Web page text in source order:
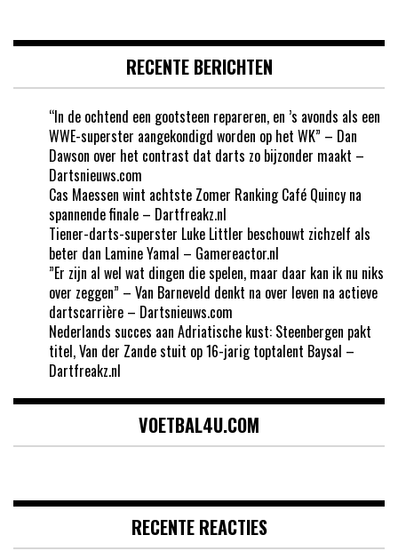
RECENTE BERICHTEN
“In de ochtend een gootsteen repareren, en ’s avonds als een
WWE-superster aangekondigd worden op het WK” – Dan
Dawson over het contrast dat darts zo bijzonder maakt –
Dartsnieuws.com
Cas Maessen wint achtste Zomer Ranking Café Quincy na
spannende finale – Dartfreakz.nl
Tiener-darts-superster Luke Littler beschouwt zichzelf als
beter dan Lamine Yamal – Gamereactor.nl
”Er zijn al wel wat dingen die spelen, maar daar kan ik nu niks
over zeggen” – Van Barneveld denkt na over leven na actieve
dartscarrière – Dartsnieuws.com
Nederlands succes aan Adriatische kust: Steenbergen pakt
titel, Van der Zande stuit op 16-jarig toptalent Baysal –
Dartfreakz.nl
VOETBAL4U.COM
RECENTE REACTIES